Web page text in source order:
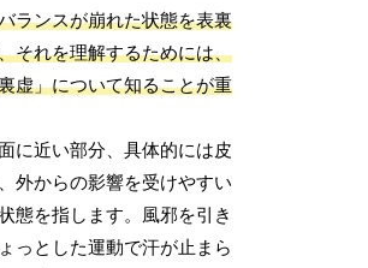
ランスが崩れた状態を表裏
それを理解するためには、
虚」について知ることが重
に近い部分、具体的には皮
外からの影響を受けやすい
態を指します。風邪を引き
っとした運動で汗が止まら